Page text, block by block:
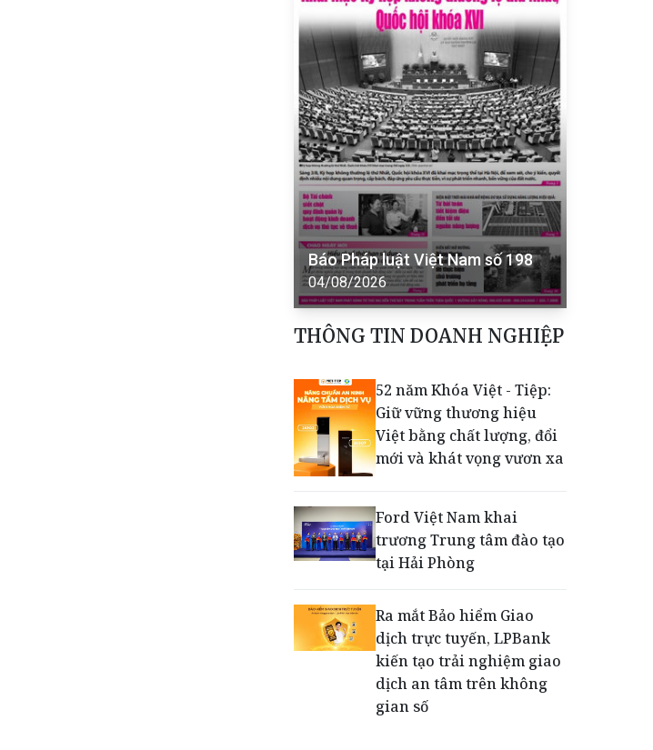
Báo Pháp luật Việt Nam số 198
04/08/2026
THÔNG TIN DOANH NGHIỆP
52 năm Khóa Việt - Tiệp:
Giữ vững thương hiệu
Việt bằng chất lượng, đổi
mới và khát vọng vươn xa
Ford Việt Nam khai
trương Trung tâm đào tạo
tại Hải Phòng
Ra mắt Bảo hiểm Giao
dịch trực tuyến, LPBank
kiến tạo trải nghiệm giao
dịch an tâm trên không
gian số